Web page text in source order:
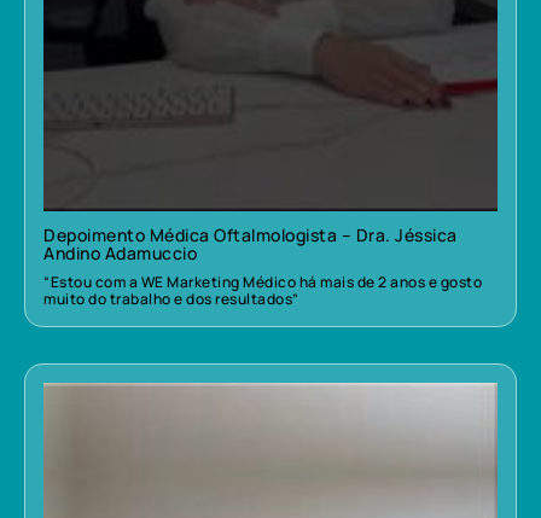
Depoimento Médica Oftalmologista – Dra. Jéssica
Andino Adamuccio
“Estou com a WE Marketing Médico há mais de 2 anos e gosto
muito do trabalho e dos resultados”